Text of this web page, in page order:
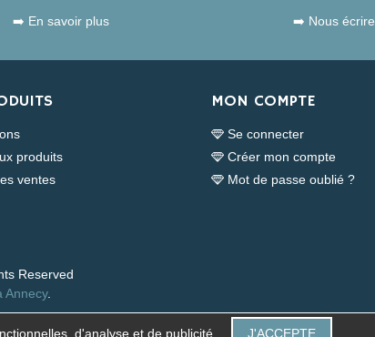
➡️ En savoir plus ➡️ Nous écrire
produits
ventes
MON COMPTE
Se connecter
Créer mon compte
Mot de passe oublié ?
Reserved
Annecy.
d'analyse et de publicité. J'ACCEPTE